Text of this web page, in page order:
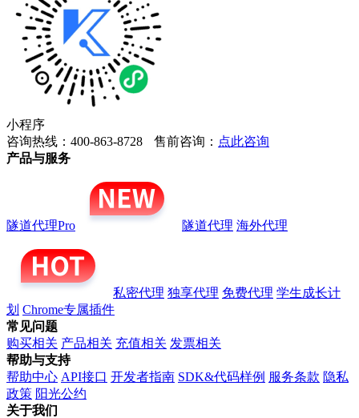
小程序
咨询热线：400-863-8728
售前咨询： 点此咨询
产品与服务
隧道代理Pro 隧道代理 海外代理
私密代理 独享代理 免费代理 学生成长计
划 Chrome专属插件
常见问题
购买相关 产品相关 充值相关 发票相关
帮助与支持
帮助中心 API接口 开发者指南 SDK&代码样例 服务条款 隐私
政策 阳光公约
关于我们